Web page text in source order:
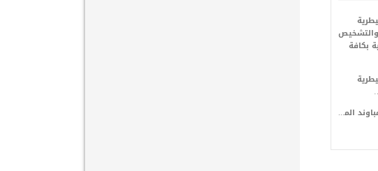
البيطرية
والتشخيص
بكافة
البيطرية
الحي السابع خلف نادي الصيد، السياحية الشمالية، كومباوند المخابرات، فيلا 68، 6 أكتوبر